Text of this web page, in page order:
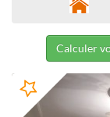
Calculer